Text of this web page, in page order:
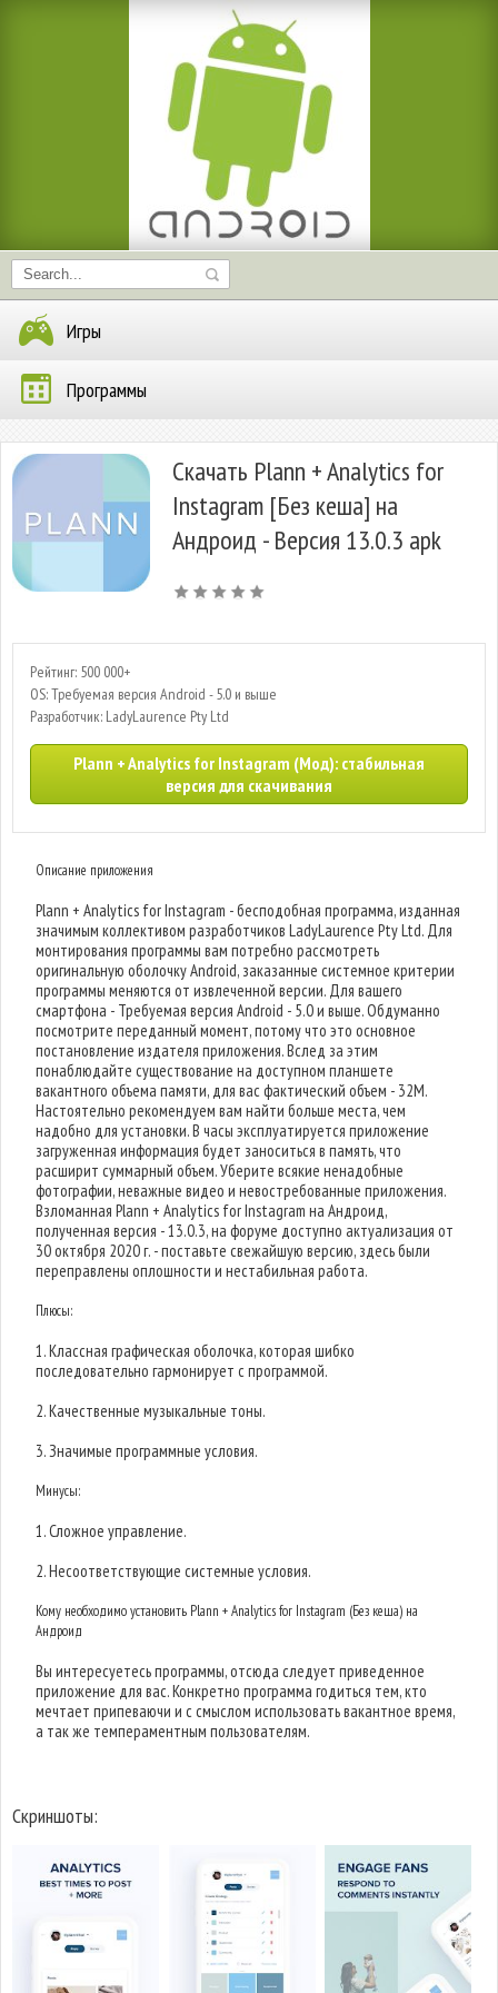
Игры
Программы
Скачать Plann + Analytics for
Instagram [Без кеша] на
Андроид - Версия 13.0.3 apk
Рейтинг: 500 000+
OS: Требуемая версия Android - 5.0 и выше
Разработчик: LadyLaurence Pty Ltd
Plann + Analytics for Instagram (Мод): стабильная
версия для скачивания
Описание приложения
Plann + Analytics for Instagram - бесподобная программа, изданная
значимым коллективом разработчиков LadyLaurence Pty Ltd. Для
монтирования программы вам потребно рассмотреть
оригинальную оболочку Android, заказанные системное критерии
программы меняются от извлеченной версии. Для вашего
смартфона - Требуемая версия Android - 5.0 и выше. Обдуманно
посмотрите переданный момент, потому что это основное
постановление издателя приложения. Вслед за этим
понаблюдайте существование на доступном планшете
вакантного объема памяти, для вас фактический объем - 32M.
Настоятельно рекомендуем вам найти больше места, чем
надобно для установки. В часы эксплуатируется приложение
загруженная информация будет заноситься в память, что
расширит суммарный объем. Уберите всякие ненадобные
фотографии, неважные видео и невостребованные приложения.
Взломанная Plann + Analytics for Instagram на Андроид,
полученная версия - 13.0.3, на форуме доступно актуализация от
30 октября 2020 г. - поставьте свежайшую версию, здесь были
переправлены оплошности и нестабильная работа.
Плюсы:
1. Классная графическая оболочка, которая шибко
последовательно гармонирует с программой.
2. Качественные музыкальные тоны.
3. Значимые программные условия.
Минусы:
1. Сложное управление.
2. Несоответствующие системные условия.
Кому необходимо установить Plann + Analytics for Instagram (Без кеша) на
Андроид
Вы интересуетесь программы, отсюда следует приведенное
приложение для вас. Конкретно программа годиться тем, кто
мечтает припеваючи и с смыслом использовать вакантное время,
а так же темпераментным пользователям.
Скриншоты: